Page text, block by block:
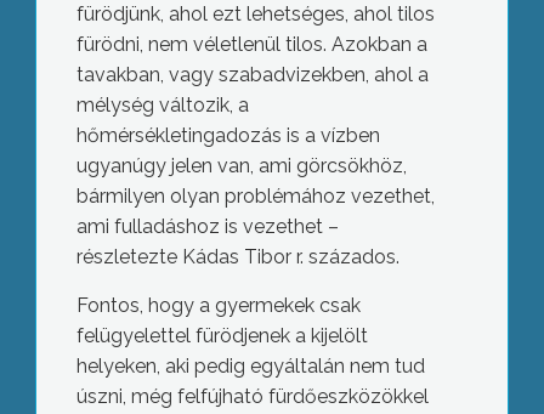
fürödjünk, ahol ezt lehetséges, ahol tilos
fürödni, nem véletlenül tilos. Azokban a
tavakban, vagy szabadvizekben, ahol a
mélység változik, a
hőmérsékletingadozás is a vízben
ugyanúgy jelen van, ami görcsökhöz,
bármilyen olyan problémához vezethet,
ami fulladáshoz is vezethet –
részletezte Kádas Tibor r. százados.
Fontos, hogy a gyermekek csak
felügyelettel fürödjenek a kijelölt
helyeken, aki pedig egyáltalán nem tud
úszni, még felfújható fürdőeszközökkel